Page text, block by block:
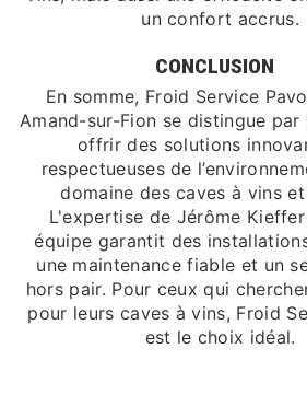
un confort accrus.
CONCLUSION
En somme, Froid Service
Amand-sur-Fion se distingue par
offrir des solutions
respectueuses de
domaine des caves à vins
L'expertise de Jérôme
équipe garantit des
une maintenance fiable et un
hors pair. Pour ceux qui
pour leurs caves à vins, Froid
est le choix idéal.